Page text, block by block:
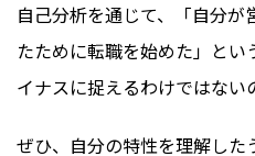
自己分析を通じて、「自分
たために転職を始めた」と
イナスに捉えるわけではない
ぜひ、自分の特性を理解した